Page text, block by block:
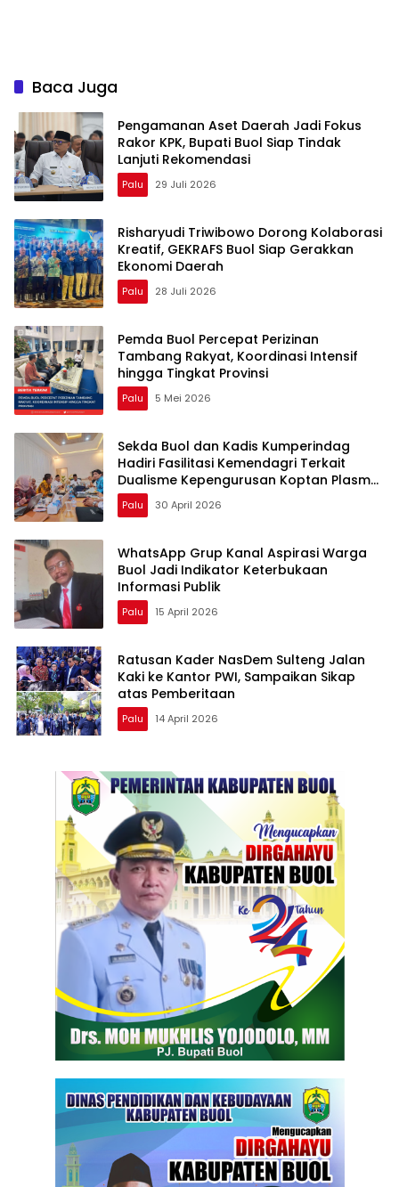
Baca Juga
Pengamanan Aset Daerah Jadi Fokus
Rakor KPK, Bupati Buol Siap Tindak
Lanjuti Rekomendasi
Palu 29 Juli 2026
Risharyudi Triwibowo Dorong Kolaborasi
Kreatif, GEKRAFS Buol Siap Gerakkan
Ekonomi Daerah
Palu 28 Juli 2026
Pemda Buol Percepat Perizinan
Tambang Rakyat, Koordinasi Intensif
hingga Tingkat Provinsi
Palu 5 Mei 2026
Sekda Buol dan Kadis Kumperindag
Hadiri Fasilitasi Kemendagri Terkait
Dualisme Kepengurusan Koptan Plasma
Amanah
Palu 30 April 2026
WhatsApp Grup Kanal Aspirasi Warga
Buol Jadi Indikator Keterbukaan
Informasi Publik
Palu 15 April 2026
Ratusan Kader NasDem Sulteng Jalan
Kaki ke Kantor PWI, Sampaikan Sikap
atas Pemberitaan
Palu 14 April 2026